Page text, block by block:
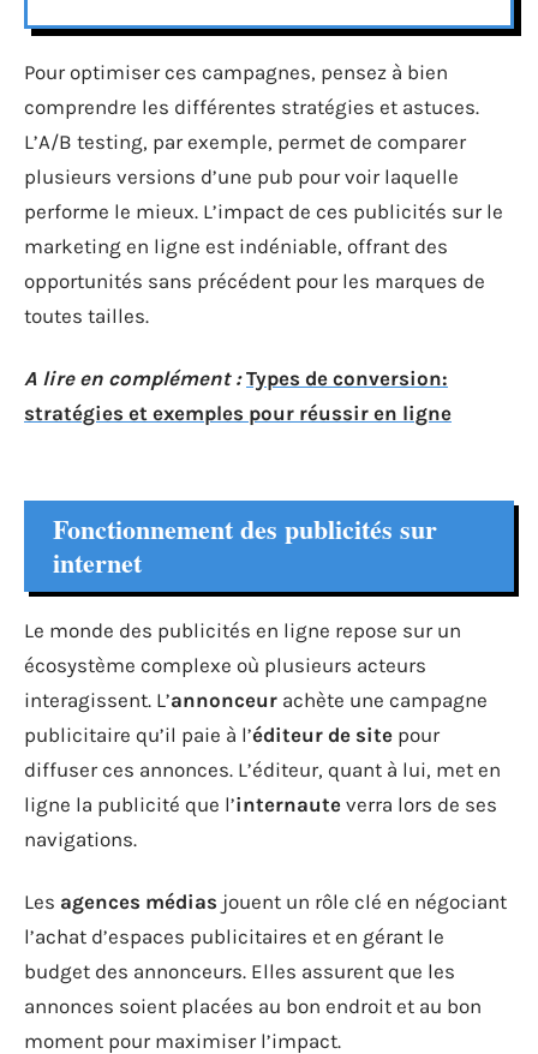
Pour optimiser ces campagnes, pensez à bien
comprendre les différentes stratégies et astuces.
L’A/B testing, par exemple, permet de comparer
plusieurs versions d’une pub pour voir laquelle
performe le mieux. L’impact de ces publicités sur le
marketing en ligne est indéniable, offrant des
opportunités sans précédent pour les marques de
toutes tailles.
A lire en complément : Types de conversion:
stratégies et exemples pour réussir en ligne
Fonctionnement des publicités sur
internet
Le monde des publicités en ligne repose sur un
écosystème complexe où plusieurs acteurs
interagissent. L’annonceur achète une campagne
publicitaire qu’il paie à l’éditeur de site pour
diffuser ces annonces. L’éditeur, quant à lui, met en
ligne la publicité que l’internaute verra lors de ses
navigations.
Les agences médias jouent un rôle clé en négociant
l’achat d’espaces publicitaires et en gérant le
budget des annonceurs. Elles assurent que les
annonces soient placées au bon endroit et au bon
moment pour maximiser l’impact.